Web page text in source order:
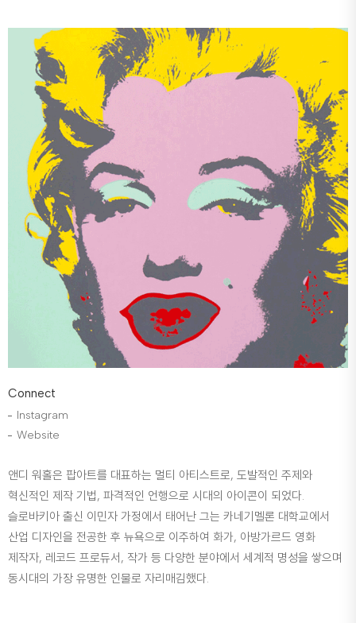
Connect
Instagram
Website
앤디 워홀은 팝아트를 대표하는 멀티 아티스트로, 도발적인 주제와
혁신적인 제작 기법, 파격적인 언행으로 시대의 아이콘이 되었다.
슬로바키아 출신 이민자 가정에서 태어난 그는 카네기멜론 대학교에서
산업 디자인을 전공한 후 뉴욕으로 이주하여 화가, 아방가르드 영화
제작자, 레코드 프로듀서, 작가 등 다양한 분야에서 세계적 명성을 쌓으며
동시대의 가장 유명한 인물로 자리매김했다.